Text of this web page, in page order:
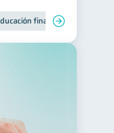
financiera